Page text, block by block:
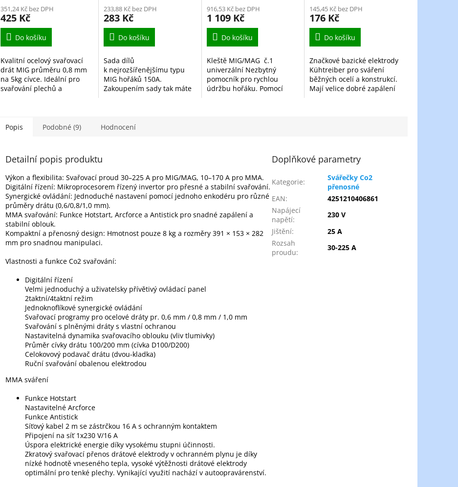
351,24 Kč bez DPH
425 Kč
Do košíku
Kvalitní ocelový svařovací
drát MIG průměru 0,8 mm
na 5kg cívce. Ideální pro
svařování plechů a
oblouk a...
233,88 Kč bez DPH
283 Kč
Do košíku
Sada dílů
k nejrozšířenějšímu typu
MIG hořáků 150A.
Zakoupením sady tak máte
916,53 Kč bez DPH
1 109 Kč
Do košíku
Kleště MIG/MAG č.1
univerzální Nezbytný
pomocník pro rychlou
údržbu hořáku. Pomocí
145,45 Kč bez DPH
176 Kč
Do košíku
Značkové bazické elektrody
Kühtreiber pro sváření
běžných ocelí a konstrukcí.
Mají velice dobré zapálení
Popis Podobné (9) Hodnocení
Detailní popis produktu
Výkon a flexibilita: Svařovací proud 30–225 A pro MIG/MAG, 10–170 A pro MMA.
Digitální řízení: Mikroprocesorem řízený invertor pro přesné a stabilní svařování.
Synergické ovládání: Jednoduché nastavení pomocí jednoho enkodéru pro různé
průměry drátu (0,6/0,8/1,0 mm).
MMA svařování: Funkce Hotstart, Arcforce a Antistick pro snadné zapálení a
stabilní oblouk.
Kompaktní a přenosný design: Hmotnost pouze 8 kg a rozměry 391 × 153 × 282
mm pro snadnou manipulaci.
Vlastnosti a funkce Co2 svařování:
Digitální řízení
Velmi jednoduchý a uživatelsky přívětivý ovládací panel
2taktní/4taktní režim
Jednoknoflíkové synergické ovládání
Svařovací programy pro ocelové dráty pr. 0,6 mm / 0,8 mm / 1,0 mm
Svařování s plněnými dráty s vlastní ochranou
Nastavitelná dynamika svařovacího oblouku (vliv tlumivky)
Průměr cívky drátu 100/200 mm (cívka D100/D200)
Celokovový podavač drátu (dvou-kladka)
Ruční svařování obalenou elektrodou
MMA sváření
Funkce Hotstart
Nastavitelné Arcforce
Funkce Antistick
Síťový kabel 2 m se zástrčkou 16 A s ochranným kontaktem
Připojení na síť 1x230 V/16 A
Úspora elektrické energie díky vysokému stupni účinnosti.
Zkratový svařovací přenos drátové elektrody v ochranném plynu je díky
nízké hodnotě vneseného tepla, vysoké výtěžnosti drátové elektrody
optimální pro tenké plechy. Vynikající využití nachází v autoopravárenství.
Doplňkové parametry
Kategorie:
Svářečky Co2
přenosné
EAN:
4251210406861
Napájecí
napětí:
230 V
Jištění:
25 A
Rozsah
proudu:
30-225 A